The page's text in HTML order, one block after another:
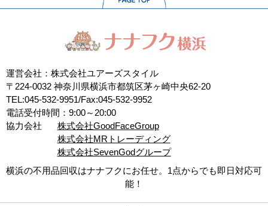
運営会社：株式会社ユアーズスタイル
〒224-0032 神奈川県横浜市都筑区茅ヶ崎中央62-20
TEL:045-532-9951/Fax:045-532-9952
電話受付時間：9:00～20:00
協力会社
株式会社GoodFaceGroup
株式会社MRトレーディング
株式会社SevenGodグループ
横浜の不用品回収はナナフクにお任せ。1点からでも即日対応可
能！